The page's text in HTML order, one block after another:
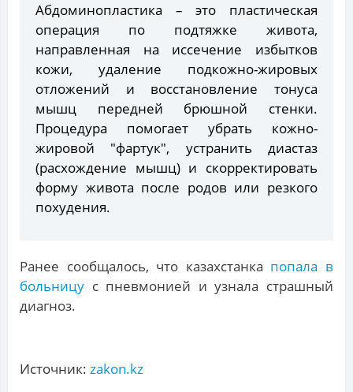
Абдоминопластика – это пластическая
операция по подтяжке живота,
направленная на иссечение избытков
кожи, удаление подкожно-жировых
отложений и восстановление тонуса
мышц передней брюшной стенки.
Процедура помогает убрать кожно-
жировой "фартук", устранить диастаз
(расхождение мышц) и скорректировать
форму живота после родов или резкого
похудения.
Ранее сообщалось, что казахстанка попала в
больницу с пневмонией и узнала страшный
диагноз.
Источник: zakon.kz